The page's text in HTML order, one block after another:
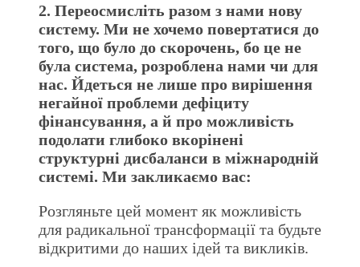
2. Переосмисліть разом з нами нову
систему. Ми не хочемо повертатися до
того, що було до скорочень, бо це не
була система, розроблена нами чи для
нас. Йдеться не лише про вирішення
негайної проблеми дефіциту
фінансування, а й про можливість
подолати глибоко вкорінені
структурні дисбаланси в міжнародній
системі. Ми закликаємо вас:
Розгляньте цей момент як можливість
для радикальної трансформації та будьте
відкритими до наших ідей та викликів.